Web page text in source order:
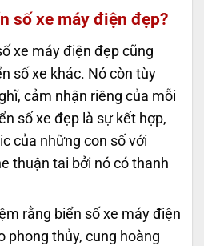
số xe máy điện đẹp?
xe máy điện đẹp cũng
số xe khác. Nó còn tùy
cảm nhận riêng của mỗi
số xe đẹp là sự kết hợp,
của những con số với
thuận tai bởi nó có thanh
rằng biển số xe máy điện
phong thủy, cung hoàng